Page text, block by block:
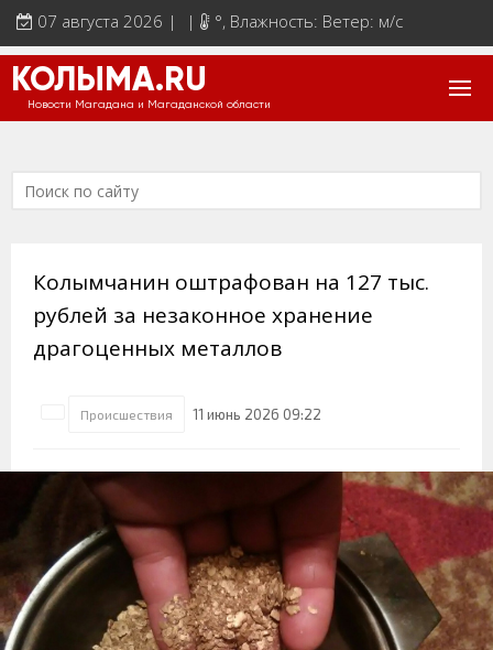
07 августа 2026 | | °, Влажность: Ветер: м/с
КОЛЫМА.RU
Новости Магадана и Магаданской области
Колымчанин оштрафован на 127 тыс.
рублей за незаконное хранение
драгоценных металлов
Происшествия 11 июнь 2026 09:22